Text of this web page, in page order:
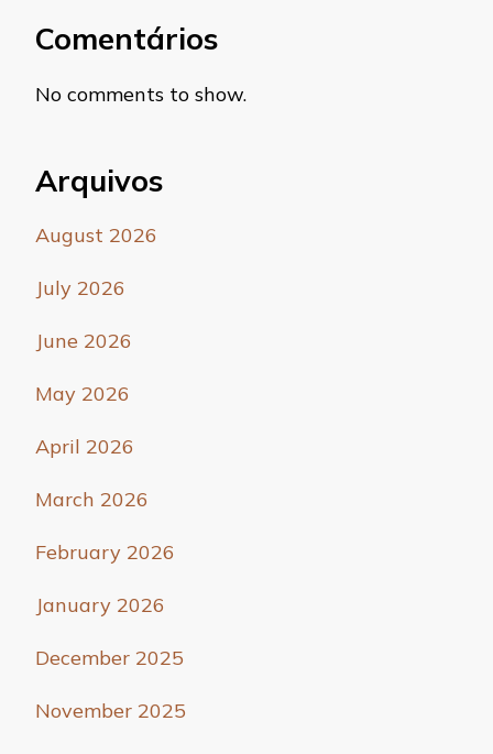
Comentários
No comments to show.
Arquivos
August 2026
July 2026
June 2026
May 2026
April 2026
March 2026
February 2026
January 2026
December 2025
November 2025